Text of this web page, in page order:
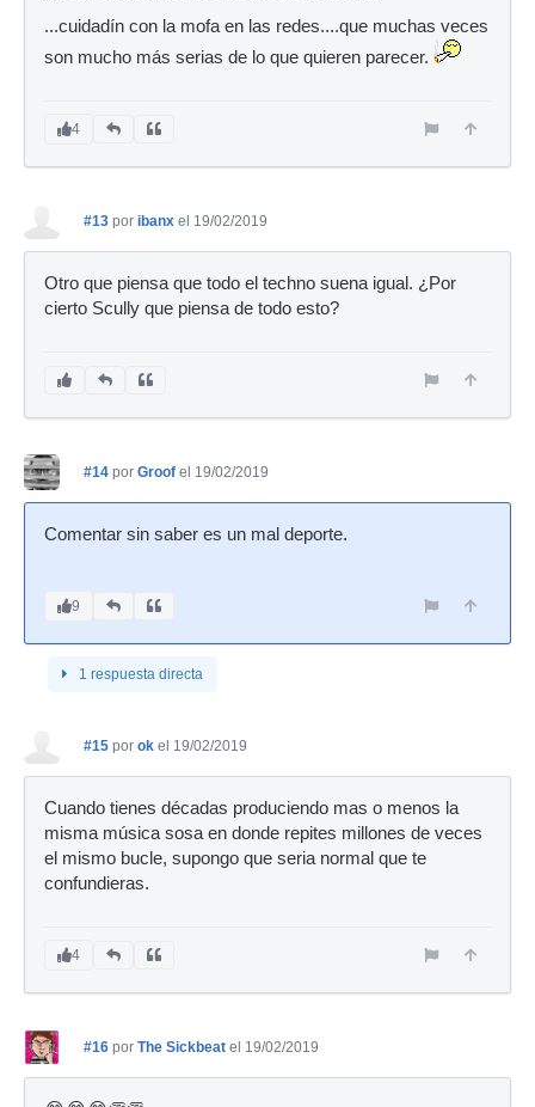
...cuidadín con la mofa en las redes....que muchas veces
son mucho más serias de lo que quieren parecer.
4
#13 por ibanx el 19/02/2019
Otro que piensa que todo el techno suena igual. ¿Por
cierto Scully que piensa de todo esto?
#14 por Groof el 19/02/2019
Comentar sin saber es un mal deporte.
9
1 respuesta directa
#15 por ok el 19/02/2019
Cuando tienes décadas produciendo mas o menos la
misma música sosa en donde repites millones de veces
el mismo bucle, supongo que seria normal que te
confundieras.
4
#16 por The Sickbeat el 19/02/2019